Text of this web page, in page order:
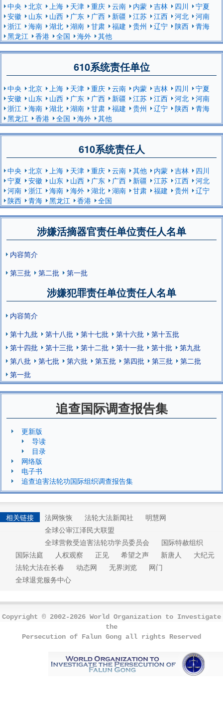
中央 北京 上海 天津 重庆 云南 内蒙 吉林 四川
宁夏
安徽
山东 山西 广东 广西 新疆 江苏 江西 河北
河南
浙江
海南 湖北 湖南 甘肃 福建 贵州 辽宁 陕西
青海
黑龙江
香港 全国 海外 其他
610系统责任单位
中央 北京 上海 天津 重庆 云南 内蒙 吉林 四川
宁夏
安徽
山东 山西 广东 广西 新疆 江苏 江西 河北
河南
浙江
海南 湖北 湖南 甘肃 福建 贵州 辽宁 陕西
青海
黑龙江
香港 全国 海外 其他
610系统责任人
中央 北京 上海 天津 重庆 云南 其他 内蒙 吉林
四川
宁夏
安徽 山东 山西 广东 广西 新疆 江苏 江西
河北
河南
浙江 海南 海外 湖北 湖南 甘肃 福建 贵州
辽宁
陕西
青海 黑龙江 香港 全国
涉嫌活摘器官责任单位责任人名单
内容简介
第三批
第二批 第一批
涉嫌犯罪责任单位责任人名单
内容简介
第十九批
第十八批 第十七批 第十六批
第十五批
第十四批
第十三批 第十二批 第十一批 第十批
第九批
第八批
第七批 第六批 第五批 第四批 第三批
第二批
第一批
追查国际调查报告集
更新版
导读
目录
网络版
电子书
追查迫害法轮功国际组织调查报告集
相关链接 法网恢恢 法轮大法新闻社
明慧网
全球公审江泽民大联盟
全球营救受迫害法轮功学员委员会
国际特赦组织
国际法庭
人权观察 正见 希望之声 新唐人
大纪元
法轮大法在长春
动态网 无界浏览
网门
全球退党服务中心
Copyright © 2002-2026 World Organization to Investigate
the
Persecution of Falun Gong all rights Reserved